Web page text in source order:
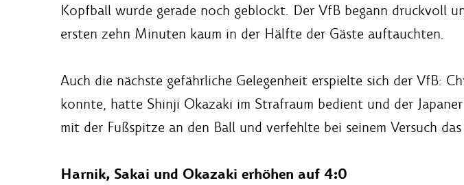
Kopfball wurde gerade noch geblockt. Der VfB begann druckvoll
ersten zehn Minuten kaum in der Hälfte der Gäste auftauchten.
Auch die nächste gefährliche Gelegenheit erspielte sich der VfB:
konnte, hatte Shinji Okazaki im Strafraum bedient und der
mit der Fußspitze an den Ball und verfehlte bei seinem Versuch
Harnik, Sakai und Okazaki erhöhen auf 4:0